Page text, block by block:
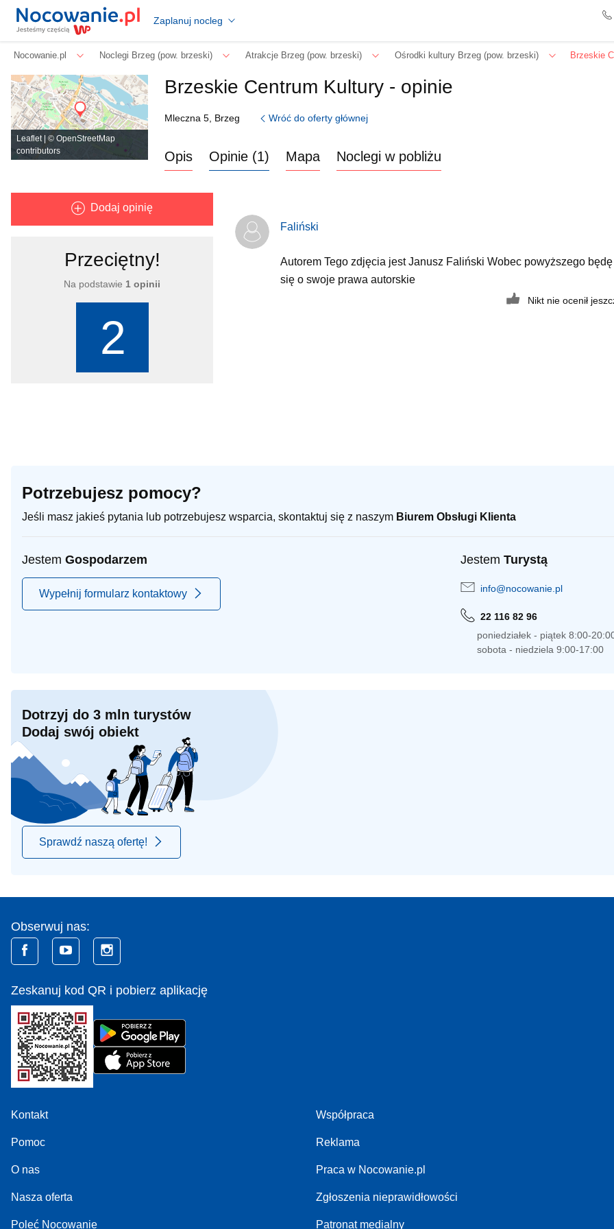
Zaplanuj nocleg
Nocowanie.pl Noclegi Brzeg (pow. brzeski) Atrakcje Brzeg (pow. brzeski) Ośrodki kultury Brzeg (pow. brzeski) Brzeskie
Leaflet| © OpenStreetMap
contributors
Brzeskie Centrum Kultury - opinie
Mleczna 5, Brzeg Wróć do oferty głównej
Opis Opinie (1) Mapa Noclegi w pobliżu
Dodaj opinię
Przeciętny!
Na podstawie 1 opinii
2
Faliński
Autorem Tego zdjęcia jest Janusz Faliński Wobec powyższego będę
się o swoje prawa autorskie
Nikt nie ocenił
Potrzebujesz pomocy?
Jeśli masz jakieś pytania lub potrzebujesz wsparcia, skontaktuj się z naszym Biurem Obsługi Klienta
Jestem Gospodarzem
Wypełnij formularz kontaktowy
Jestem Turystą
info@nocowanie.pl
22 116 82 96
poniedziałek - piątek 8:00-
sobota - niedziela 9:00-17:00
Dotrzyj do 3 mln turystów
Dodaj swój obiekt
Sprawdź naszą ofertę!
Obserwuj nas:
Zeskanuj kod QR i pobierz aplikację
Kontakt
Pomoc
O nas
Nasza oferta
Poleć Nocowanie
Współpraca
Reklama
Praca w Nocowanie.pl
Zgłoszenia nieprawidłowości
Patronat medialny